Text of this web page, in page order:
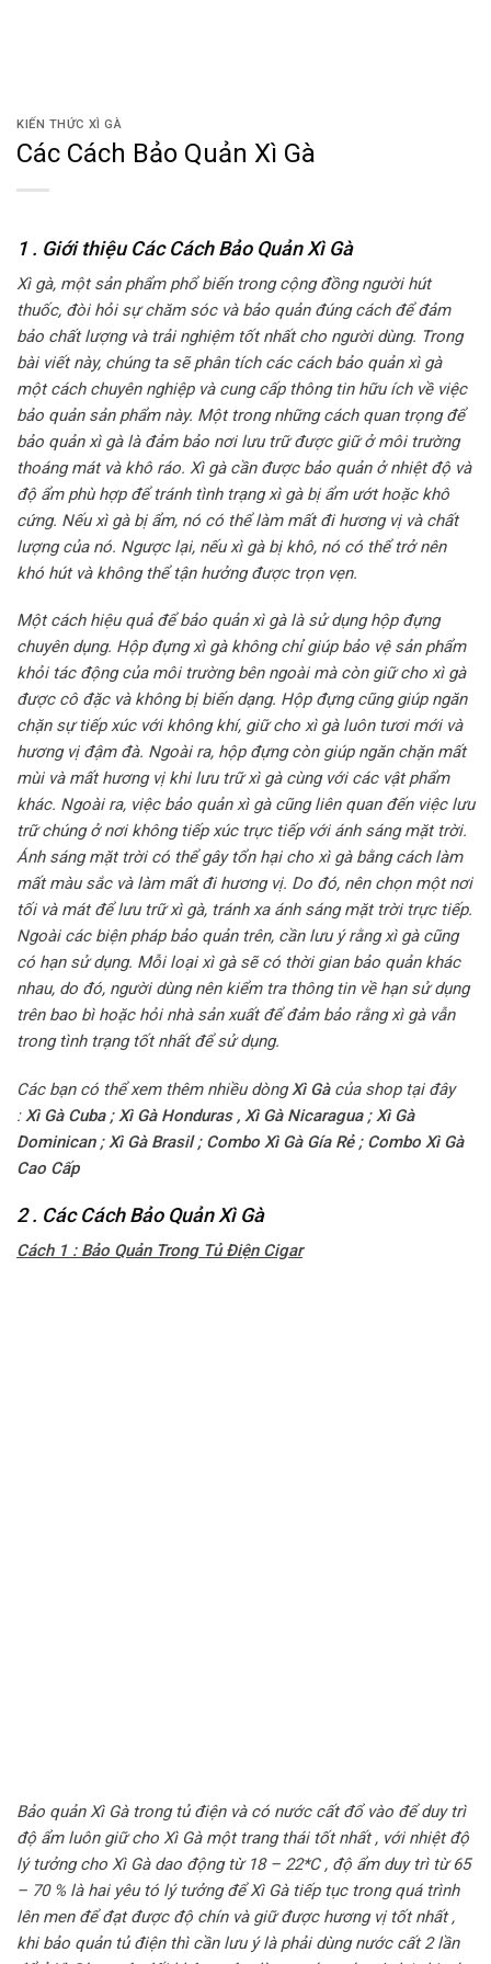
KIẾN THỨC XÌ GÀ
Các Cách Bảo Quản Xì Gà
1 . Giới thiệu Các Cách Bảo Quản Xì Gà
Xì gà, một sản phẩm phổ biến trong cộng đồng người hút
thuốc, đòi hỏi sự chăm sóc và bảo quản đúng cách để đảm
bảo chất lượng và trải nghiệm tốt nhất cho người dùng. Trong
bài viết này, chúng ta sẽ phân tích các cách bảo quản xì gà
một cách chuyên nghiệp và cung cấp thông tin hữu ích về việc
bảo quản sản phẩm này. Một trong những cách quan trọng để
bảo quản xì gà là đảm bảo nơi lưu trữ được giữ ở môi trường
thoáng mát và khô ráo. Xì gà cần được bảo quản ở nhiệt độ và
độ ẩm phù hợp để tránh tình trạng xì gà bị ẩm ướt hoặc khô
cứng. Nếu xì gà bị ẩm, nó có thể làm mất đi hương vị và chất
lượng của nó. Ngược lại, nếu xì gà bị khô, nó có thể trở nên
khó hút và không thể tận hưởng được trọn vẹn.
Một cách hiệu quả để bảo quản xì gà là sử dụng hộp đựng
chuyên dụng. Hộp đựng xì gà không chỉ giúp bảo vệ sản phẩm
khỏi tác động của môi trường bên ngoài mà còn giữ cho xì gà
được cô đặc và không bị biến dạng. Hộp đựng cũng giúp ngăn
chặn sự tiếp xúc với không khí, giữ cho xì gà luôn tươi mới và
hương vị đậm đà. Ngoài ra, hộp đựng còn giúp ngăn chặn mất
mùi và mất hương vị khi lưu trữ xì gà cùng với các vật phẩm
khác. Ngoài ra, việc bảo quản xì gà cũng liên quan đến việc lưu
trữ chúng ở nơi không tiếp xúc trực tiếp với ánh sáng mặt trời.
Ánh sáng mặt trời có thể gây tổn hại cho xì gà bằng cách làm
mất màu sắc và làm mất đi hương vị. Do đó, nên chọn một nơi
tối và mát để lưu trữ xì gà, tránh xa ánh sáng mặt trời trực tiếp.
Ngoài các biện pháp bảo quản trên, cần lưu ý rằng xì gà cũng
có hạn sử dụng. Mỗi loại xì gà sẽ có thời gian bảo quản khác
nhau, do đó, người dùng nên kiểm tra thông tin về hạn sử dụng
trên bao bì hoặc hỏi nhà sản xuất để đảm bảo rằng xì gà vẫn
trong tình trạng tốt nhất để sử dụng.
Các bạn có thể xem thêm nhiều dòngXì Gàcủa shop tại đây
: Xì Gà Cuba; Xì Gà Honduras, Xì Gà Nicaragua; Xì Gà
Dominican; Xì Gà Brasil; Combo Xì Gà Gía Rẻ; Combo Xì Gà
Cao Cấp
2 . Các Cách Bảo Quản Xì Gà
Cách 1 : Bảo Quản Trong Tủ Điện Cigar
Bảo quản Xì Gà trong tủ điện và có nước cất đổ vào để duy trì
độ ẩm luôn giữ cho Xì Gà một trang thái tốt nhất , với nhiệt độ
lý tưởng cho Xì Gà dao động từ 18 – 22*C , độ ẩm duy trì từ 65
– 70 % là hai yêu tó lý tưởng để Xì Gà tiếp tục trong quá trình
lên men để đạt được độ chín và giữ được hương vị tốt nhất ,
khi bảo quản tủ điện thì cần lưu ý là phải dùng nước cất 2 lần